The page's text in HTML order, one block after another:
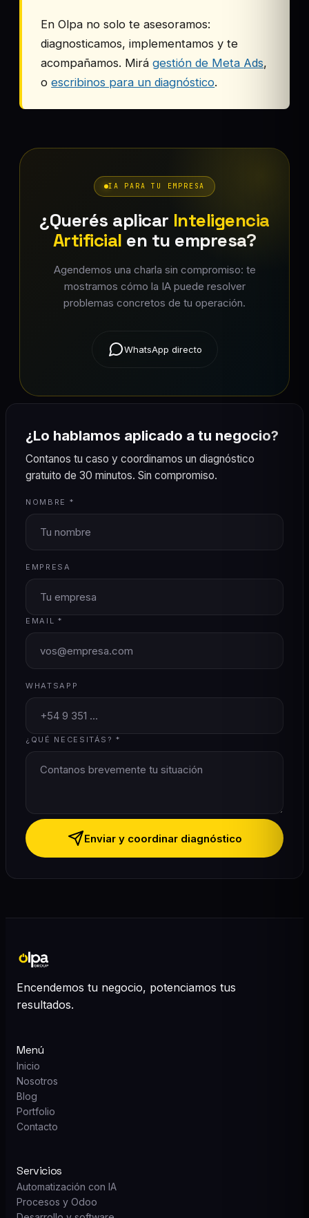
En Olpa no solo te asesoramos:
diagnosticamos, implementamos y te
acompañamos. Mirágestión de Meta Ads,
oescribinos para un diagnóstico.
IA PARA TU EMPRESA
¿Querés aplicar Inteligencia
Artificial en tu empresa?
Agendemos una charla sin compromiso: te
mostramos cómo la IA puede resolver
problemas concretos de tu operación.
WhatsApp directo
¿Lo hablamos aplicado a tu negocio?
Contanos tu caso y coordinamos un diagnóstico
gratuito de 30 minutos. Sin compromiso.
NOMBRE *
EMPRESA
EMAIL *
WHATSAPP
¿QUÉ NECESITÁS? *
Enviar y coordinar diagnóstico
Encendemos tu negocio, potenciamos tus
resultados.
Menú
Inicio
Nosotros
Blog
Portfolio
Contacto
Servicios
Automatización con IA
Procesos y Odoo